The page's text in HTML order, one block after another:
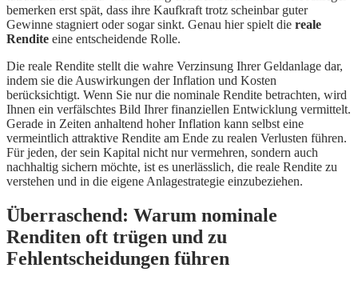
bemerken erst spät, dass ihre Kaufkraft trotz scheinbar guter
Gewinne stagniert oder sogar sinkt. Genau hier spielt die reale
Rendite eine entscheidende Rolle.
Die reale Rendite stellt die wahre Verzinsung Ihrer Geldanlage dar,
indem sie die Auswirkungen der Inflation und Kosten
berücksichtigt. Wenn Sie nur die nominale Rendite betrachten, wird
Ihnen ein verfälschtes Bild Ihrer finanziellen Entwicklung vermittelt.
Gerade in Zeiten anhaltend hoher Inflation kann selbst eine
vermeintlich attraktive Rendite am Ende zu realen Verlusten führen.
Für jeden, der sein Kapital nicht nur vermehren, sondern auch
nachhaltig sichern möchte, ist es unerlässlich, die reale Rendite zu
verstehen und in die eigene Anlagestrategie einzubeziehen.
Überraschend: Warum nominale
Renditen oft trügen und zu
Fehlentscheidungen führen